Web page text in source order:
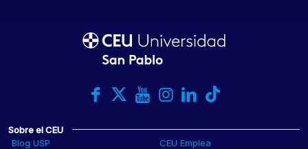
Sobre el CEU
Blog USP
CEU Emplea